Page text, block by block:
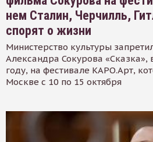
нем Сталин, Черчилль,
спорят о жизни
Министерство культуры
Александра Сокурова
году, на фестивале КАРО.Арт,
Москве с 10 по 15 октября